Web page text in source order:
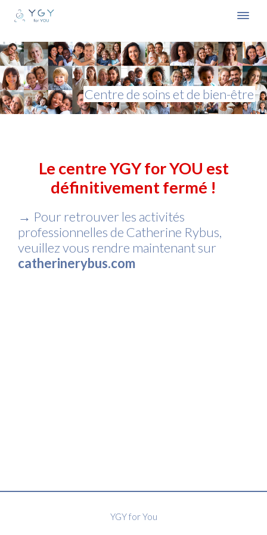
Aller
Centre de soins et de bien-être
Le centre YGY for YOU est
définitivement fermé !
→ Pour retrouver les activités
professionnelles de Catherine Rybus,
veuillez vous rendre maintenant sur
catherinerybus.com
YGY for You